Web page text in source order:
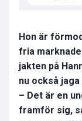
Hon är
fria
jakten på
nu också
– Det är en
framför sig,